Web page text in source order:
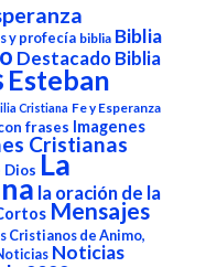
y profecía biblia Biblia
Destacado Biblia
Esteban
Cristiana Fe y Esperanza
frases Imagenes
Cristianas
Dios La
la oración de la
Mensajes
Cristianos de Animo,
Noticias